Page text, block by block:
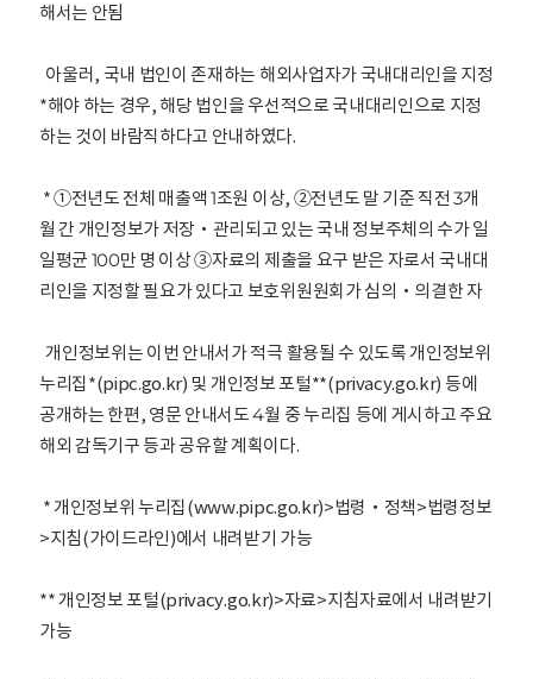
해서는 안됨
아울러, 국내 법인이 존재하는 해외사업자가 국내대리인을 지정
*해야 하는 경우, 해당 법인을 우선적으로 국내대리인으로 지정
하는 것이 바람직하다고 안내하였다.
* ①전년도 전체 매출액 1조원 이상, ②전년도 말 기준 직전 3개
월 간 개인정보가 저장‧관리되고 있는 국내 정보주체의 수가 일
일평균 100만 명 이상 ③자료의 제출을 요구 받은 자로서 국내대
리인을 지정할 필요가 있다고 보호위원원회가 심의‧의결한 자
개인정보위는 이번 안내서가 적극 활용될 수 있도록 개인정보위
누리집*(pipc.go.kr) 및 개인정보 포털**(privacy.go.kr) 등에
공개하는 한편, 영문 안내서도 4월 중 누리집 등에 게시하고 주요
해외 감독기구 등과 공유할 계획이다.
* 개인정보위 누리집(www.pipc.go.kr)>법령‧정책>법령정보
>지침(가이드라인)에서 내려받기 가능
** 개인정보 포털(privacy.go.kr)>자료>지침자료에서 내려받기
가능